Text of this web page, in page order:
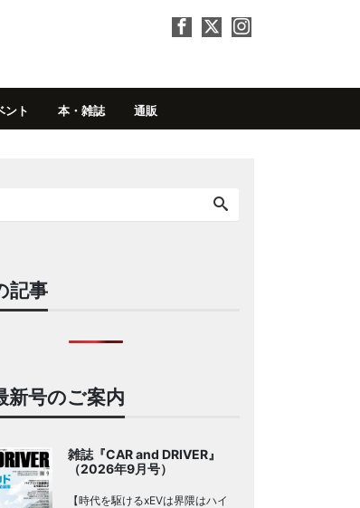
ント 本・雑誌 通販
記事
新号のご案内
雑誌『CAR and DRIVER』
（2026年9月号）
【時代を駆けるxEVは界隈はハイ